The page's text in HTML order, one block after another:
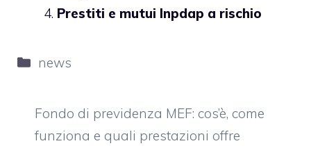
Prestiti e mutui Inpdap a rischio
Categorie
news
Fondo di previdenza MEF: cos’è, come
funziona e quali prestazioni offre